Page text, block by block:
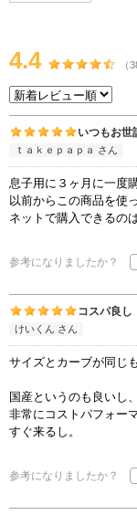
4.4 （
いつもお世
ｔａｋｅｐａｐａ さん
息子用に３ヶ月に一度
以前からこの商品を使
ネットで購入できるの
参考になりましたか？
コスパ良し
けいくん さん
サイズとカーブが同じ
国産というのも良いし
非常にコストパフォー
すぐ来るし。
参考になりましたか？